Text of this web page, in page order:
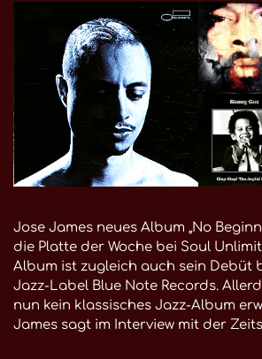
Jose James neues Album „No
die Platte der Woche bei Soul
Album ist zugleich auch sein Debüt
Jazz-Label Blue Note Records.
nun kein klassisches Jazz-Album
James sagt im Interview mit der